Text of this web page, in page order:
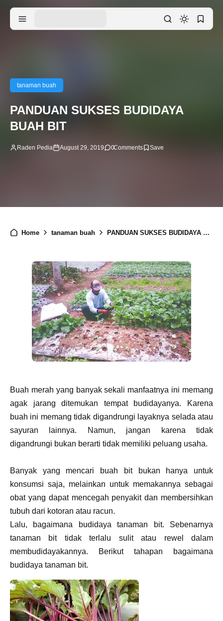
tanaman buah
PANDUAN SUKSES BUDIDAYA
BUAH BIT
Raden Pedia August 29, 2019 0Comments
Home tanaman buah PANDUAN SUKSES BUDIDAYA BUAH BIT
Buah merah yang banyak sekali manfaatnya ini memang
agak jarang ditemukan tempat budidayanya. Karena
buah ini memang tidak digandrungi layaknya selada atau
sayuran lainnya. Namun, jangan karena tidak
digandrungi bukan berarti tidak memiliki peluang usaha.
Banyak yang mencari buah bit bukan hanya untuk
konsumsi saja, melainkan untuk memakannya sebagai
obat yang dapat mencegah penyakit dan membersihkan
tubuh dari kotoran atau racun.
Lalu, bagaimana budidaya tanaman bit. Sebenarnya
tanaman bit tidak terlalu sulit atau rewel dalam
membudidayakannya. Berikut tahapan bagaimana
budidaya tanaman bit.